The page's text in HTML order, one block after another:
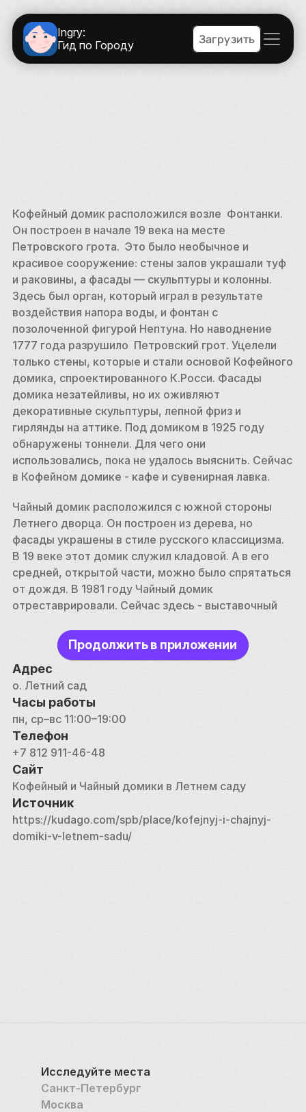
Ingry:
Гид по Городу
Загрузить
Кофейный домик расположился возле  Фонтанки.
Он построен в начале 19 века на месте
Петровского грота.  Это было необычное и
красивое сооружение: стены залов украшали туф
и раковины, а фасады — скульптуры и колонны.
Здесь был орган, который играл в результате
воздействия напора воды, и фонтан с
позолоченной фигурой Нептуна. Но наводнение
1777 года разрушило  Петровский грот. Уцелели
только стены, которые и стали основой Кофейного
домика, спроектированного К.Росси. Фасады
домика незатейливы, но их оживляют
декоративные скульптуры, лепной фриз и
гирлянды на аттике. Под домиком в 1925 году
обнаружены тоннели. Для чего они
использовались, пока не удалось выяснить. Сейчас
в Кофейном домике - кафе и сувенирная лавка.
Чайный домик расположился с южной стороны
Летнего дворца. Он построен из дерева, но
фасады украшены в стиле русского классицизма.
В 19 веке этот домик служил кладовой. А в его
средней, открытой части, можно было спрятаться
от дождя. В 1981 году Чайный домик
отреставрировали. Сейчас здесь - выставочный
Продолжить в приложении
Адрес
о. Летний сад
Часы работы
пн, ср–вс 11:00–19:00
Телефон
+7 812 911-46-48
Сайт
Кофейный и Чайный домики в Летнем саду
Источник
https://kudago.com/spb/place/kofejnyj-i-chajnyj-
domiki-v-letnem-sadu/
Исследуйте места
Санкт-Петербург
Москва